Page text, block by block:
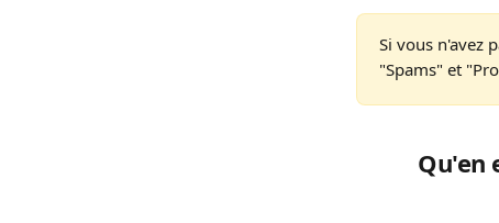
Si vous n'avez
"Spams" et
Qu'en